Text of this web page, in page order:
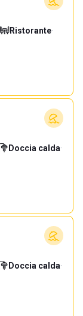
Ristorante·
Doccia calda·
Doccia calda·